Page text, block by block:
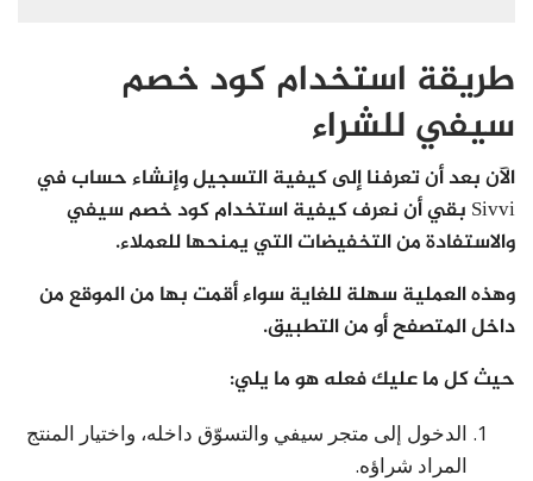
طريقة استخدام كود خصم
سيفي للشراء
الآن بعد أن تعرفنا إلى كيفية التسجيل وإنشاء حساب في
Sivvi بقي أن نعرف كيفية استخدام كود خصم سيفي
والاستفادة من التخفيضات التي يمنحها للعملاء.
وهذه العملية سهلة للغاية سواء أقمت بها من الموقع من
داخل المتصفح أو من التطبيق.
حيث كل ما عليك فعله هو ما يلي:
الدخول إلى متجر سيفي والتسوّق داخله، واختيار المنتج
المراد شراؤه.